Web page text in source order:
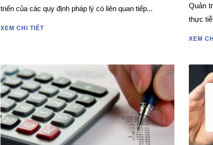
triển của các quy định pháp lý có liên quan tiếp...
XEM CHI TIẾT
Quản
thực
XEM